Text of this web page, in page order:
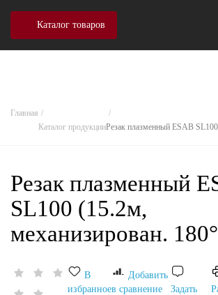
Каталог товаров
Главная
Каталог продукцииРезак плазменный ESAB
Резак плазменный
SL100 (15.2м,
механизирован.
В
избранное
Добавить
в сравнение
Задать